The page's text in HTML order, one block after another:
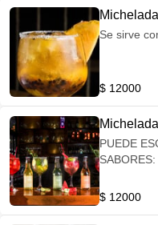
Se sirve
$ 12000
PUEDE
SABORES: - Hatsu Tradicional - Hatsu Fresa y
Limón con
$ 12000